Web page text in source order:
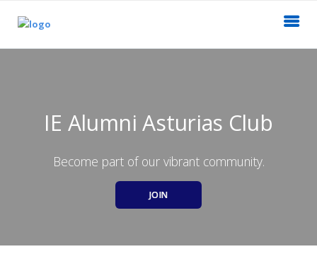
IE Alumni Asturias Club
Become part of our vibrant community.
JOIN